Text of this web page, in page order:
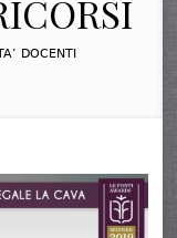
DOCENTI